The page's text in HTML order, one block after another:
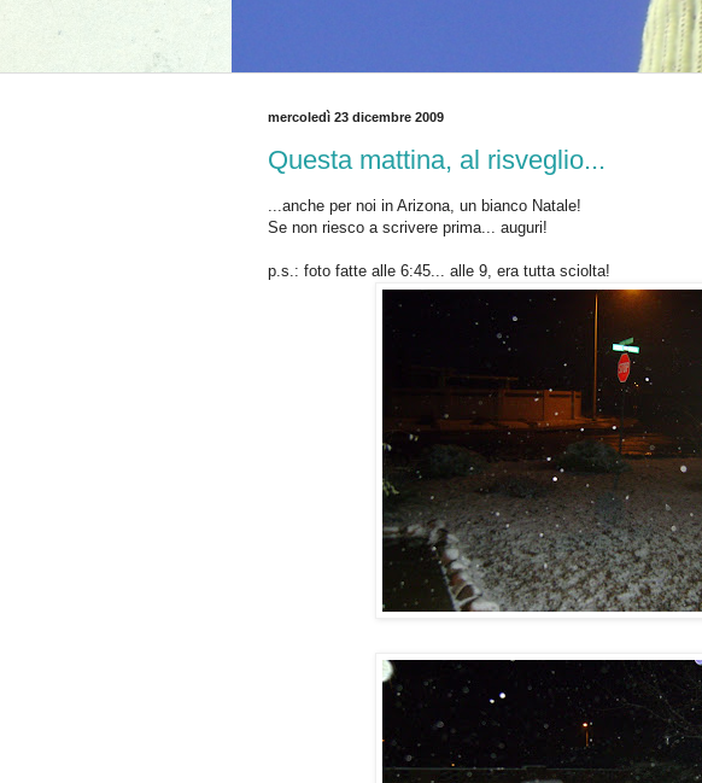
mercoledì 23 dicembre 2009
Questa mattina, al risveglio...
...anche per noi in Arizona, un bianco Natale!
Se non riesco a scrivere prima... auguri!
p.s.: foto fatte alle 6:45... alle 9, era tutta sciolta!